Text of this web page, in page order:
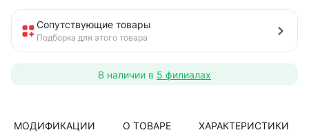
Сопутствующие товары
Подборка для этого товара
В наличии в 5 филиалах
МОДИФИКАЦИИ О ТОВАРЕ ХАРАКТЕРИСТИКИ